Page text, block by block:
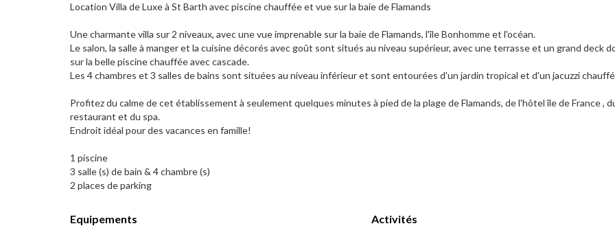
Location Villa de Luxe à St Barth avec piscine chauffée et vue sur la baie de Flamands
Une charmante villa sur 2 niveaux, avec une vue imprenable sur la baie de Flamands, l'île Bonhomme et l'océan.
Le salon, la salle à manger et la cuisine décorés avec goût sont situés au niveau supérieur, avec une terrasse et un grand deck
sur la belle piscine chauffée avec cascade.
Les 4 chambres et 3 salles de bains sont situées au niveau inférieur et sont entourées d'un jardin tropical et d'un jacuzzi
Profitez du calme de cet établissement à seulement quelques minutes à pied de la plage de Flamands, de l'hôtel île de France ,
restaurant et du spa.
Endroit idéal pour des vacances en famille!
1 piscine
3 salle (s) de bain & 4 chambre (s)
2 places de parking
Equipements Activités